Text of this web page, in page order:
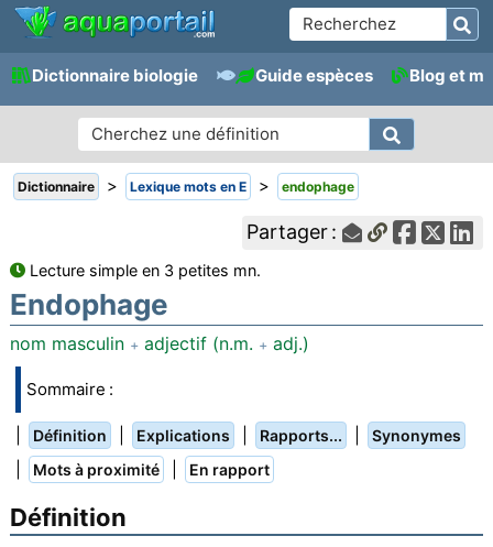
Dictionnaire biologie Guide espèces Blog et
Dictionnaire > Lexique mots en E > endophage
Partager :
Lecture simple en 3 petites mn.
Endophage
nom masculin +adjectif (n.m. +adj.)
Sommaire :
Définition Explications Rapports... Synonymes
Mots à proximité En rapport
Définition